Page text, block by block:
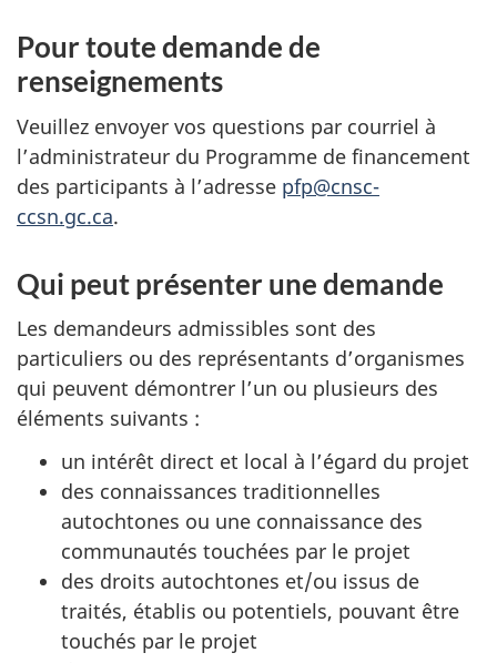
Pour toute demande de
renseignements
Veuillez envoyer vos questions par courriel à
l’administrateur du Programme de financement
des participants à l’adresse pfp@cnsc-
ccsn.gc.ca.
Qui peut présenter une demande
Les demandeurs admissibles sont des
particuliers ou des représentants d’organismes
qui peuvent démontrer l’un ou plusieurs des
éléments suivants :
un intérêt direct et local à l’égard du projet
des connaissances traditionnelles
autochtones ou une connaissance des
communautés touchées par le projet
des droits autochtones et/ou issus de
traités, établis ou potentiels, pouvant être
touchés par le projet